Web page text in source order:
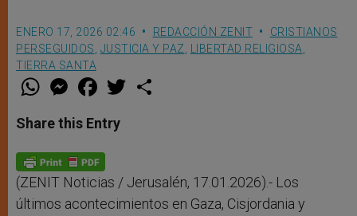
ENERO 17, 2026 02:46 REDACCIÓN ZENIT
CRISTIANOS
PERSEGUIDOS JUSTICIA Y PAZ LIBERTAD RELIGIOSA
TIERRA SANTA
W
t
s
p
p
M
e
s
e
g
e
r
F
a
e
b
o
k
w
Share this Entry
(ZENIT Noticias / Jerusalén, 17.01.2026).- Los
últimos acontecimientos en Gaza, Cisjordania y